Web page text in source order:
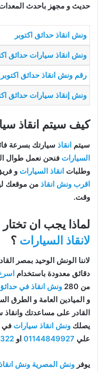
حديث و مجهز باحدث المعدات
ونش انقاذ حدائق اكتوبر
ونش انقاذ سيارات حدائق
رقم ونش انقاذ حدائق اكتوبر
ونش إنقاذ سيارات حدائق
كيف سيتم انقاذ
سيتم انقاذ سيارتك بسرعة
السيارات فنحن نعمل طوال
وطلبات انقاذ السيارات و
اقرب ونش انقاذ من موقعك
وقت.
لماذا يجب ان تختار
لانقاذ السيارات ؟
لاننا الونش الوحيد بمصر
دقائق معدودة باستخدام
من 280
ونش انقاذ في حدائق
و الميادين العامة و الطرق
القادر على مساعدتك
يصلك ونش انقاذ سيارات
علي 01144849927 او
يوفر ونش المصرية ونش